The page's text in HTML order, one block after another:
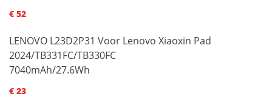
€ 52
LENOVO L23D2P31 Voor Lenovo Xiaoxin Pad
2024/TB331FC/TB330FC
7040mAh/27.6Wh
€ 23